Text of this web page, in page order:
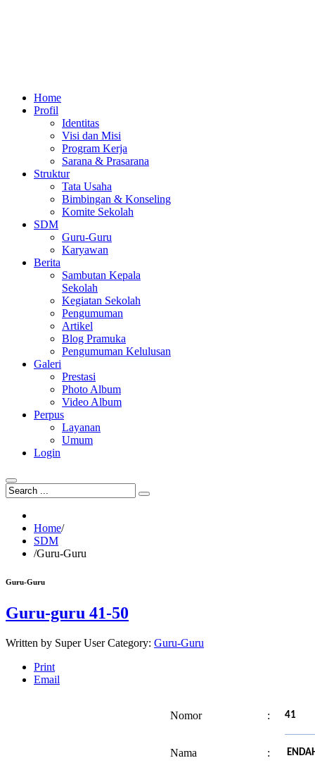
Home
Profil
Identitas
Visi dan Misi
Program Kerja
Sarana & Prasarana
Struktur
Tata Usaha
Bimbingan & Konseling
Komite Sekolah
SDM
Guru-Guru
Karyawan
Berita
Sambutan Kepala
Sekolah
Kegiatan Sekolah
Pengumuman
Artikel
Blog Pramuka
Pengumuman Kelulusan
Galeri
Prestasi
Photo Album
Video Album
Perpus
Layanan
Umum
Login
Home/
SDM
/Guru-Guru
Guru-Guru
Guru-guru 41-50
Written by Super User Category: Guru-Guru
Print
Email
Nomor : 41
Nama :